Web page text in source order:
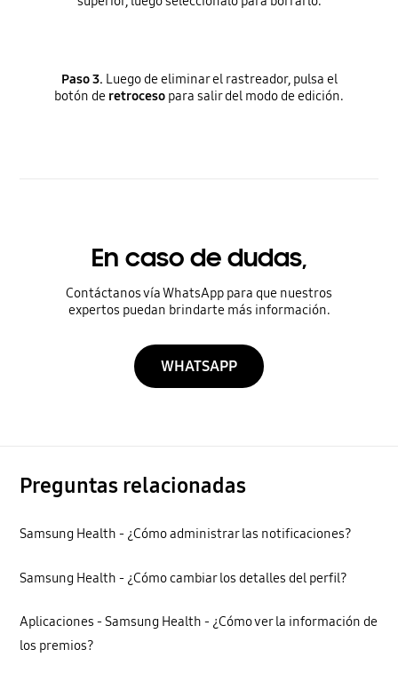
Paso 3. Luego de eliminar el rastreador, pulsa el
botón de retroceso para salir del modo de edición.
En caso de dudas,
Contáctanos vía WhatsApp para que nuestros
expertos puedan brindarte más información.
WHATSAPP
Preguntas relacionadas
Samsung Health - ¿Cómo administrar las notificaciones?
Samsung Health - ¿Cómo cambiar los detalles del perfil?
Aplicaciones - Samsung Health - ¿Cómo ver la información de
los premios?